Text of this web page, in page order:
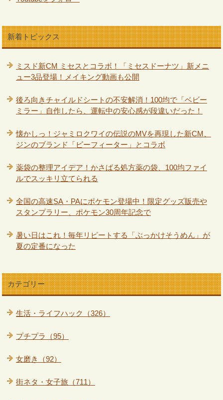
新着トピックス
ミスド新CM ミセスとコラボ！「ミセスドーナツ」新メニ
ュー3品登場！メイキング動画も公開
後ろ向きチャイルドシートの不安解消！100均で「ベビー
ミラー」自作したら、運転中の安心感が段違いだった！
懐かしっ！ジャミロクワイの伝説のMVを再現した新CM、
ジンのブランド「ビーフィーター」とコラボ
薬袋の整理アイデア！かさばる処方薬の袋、100均ファイ
ルでスッキリ立てられる
全国の高速SA・PAにポケモン登場中！限定グッズ販売や
スタンプラリー、ポケモン30周年記念で
暑い日はこれ！毎年リピートする「ぶっかけそうめん」が
夏の定番になった
カテゴリー
生活・ライフハック（326）
プチプラ（95）
女磨き（92）
街ネタ・女子旅（711）